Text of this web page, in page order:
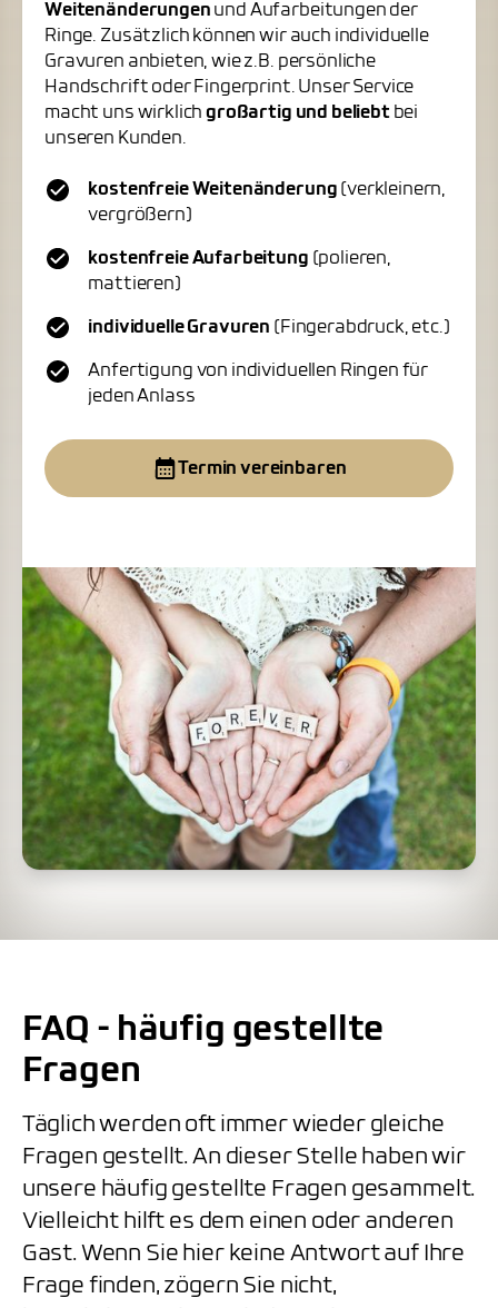
Weitenänderungen und Aufarbeitungen der
Ringe. Zusätzlich können wir auch individuelle
Gravuren anbieten, wie z.B. persönliche
Handschrift oder Fingerprint. Unser Service
macht uns wirklichgroßartig und beliebtbei
unseren Kunden.
kostenfreie Weitenänderung (verkleinern,
vergrößern)
kostenfreie Aufarbeitung (polieren,
mattieren)
individuelle Gravuren (Fingerabdruck, etc.)
Anfertigung von individuellen Ringen für
jeden Anlass
Termin vereinbaren
FAQ - häufig gestellte
Fragen
Täglich werden oft immer wieder gleiche
Fragen gestellt. An dieser Stelle haben wir
unsere häufig gestellte Fragen gesammelt.
Vielleicht hilft es dem einen oder anderen
Gast. Wenn Sie hier keine Antwort auf Ihre
Frage finden, zögern Sie nicht,